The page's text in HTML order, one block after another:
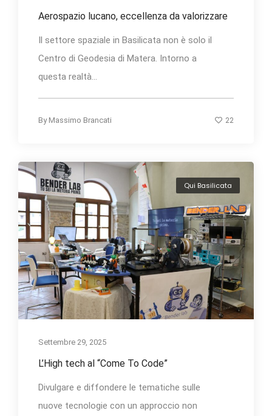
Aerospazio lucano, eccellenza da valorizzare
Il settore spaziale in Basilicata non è solo il
Centro di Geodesia di Matera. Intorno a
questa realtà...
By Massimo Brancati 22
Qui Basilicata
Settembre 29, 2025
L’High tech al “Come To Code”
Divulgare e diffondere le tematiche sulle
nuove tecnologie con un approccio non